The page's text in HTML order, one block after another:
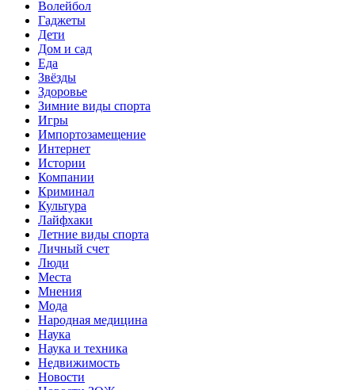
Волейбол
Гаджеты
Дети
Дом и сад
Еда
Звёзды
Здоровье
Зимние виды спорта
Игры
Импортозамещение
Интернет
Истории
Компании
Криминал
Культура
Лайфхаки
Летние виды спорта
Личный счет
Люди
Места
Мнения
Мода
Народная медицина
Наука
Наука и техника
Недвижимость
Новости